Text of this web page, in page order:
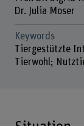
Dr. Julia Moser
Keywords
Tiergestützte
Tierwohl;